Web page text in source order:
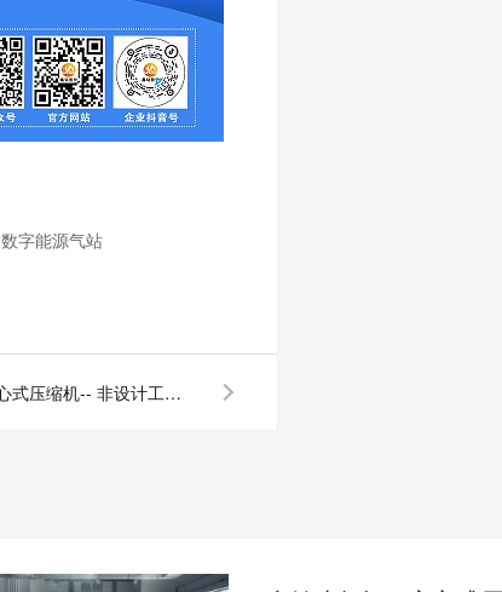
数字能源气站
鑫钻小知识 | 离心式压缩机-- 非设计工况操作3